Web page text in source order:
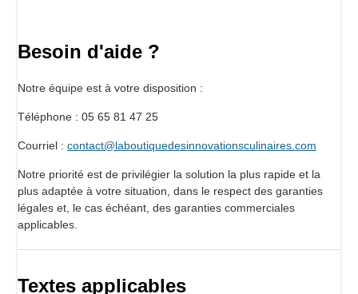
Besoin d'aide ?
Notre équipe est à votre disposition :
Téléphone : 05 65 81 47 25
Courriel : contact@laboutiquedesinnovationsculinaires.com
Notre priorité est de privilégier la solution la plus rapide et la
plus adaptée à votre situation, dans le respect des garanties
légales et, le cas échéant, des garanties commerciales
applicables.
Textes applicables